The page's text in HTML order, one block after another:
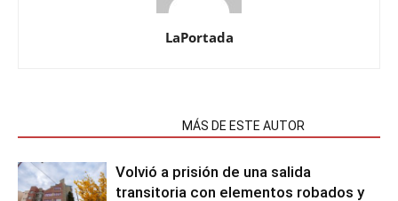
LaPortada
MÁS DE ESTE AUTOR
Volvió a prisión de una salida
transitoria con elementos robados y